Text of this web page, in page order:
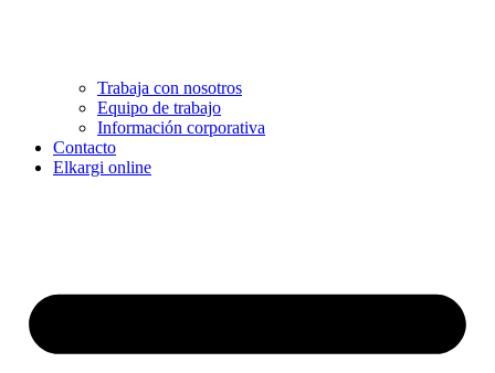
Trabaja con nosotros
Equipo de trabajo
Información corporativa
Contacto
Elkargi online